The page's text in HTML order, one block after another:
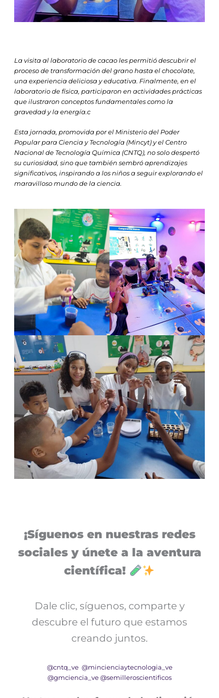
La visita al laboratorio de cacao les permitió descubrir el
proceso de transformación del grano hasta el chocolate,
una experiencia deliciosa y educativa. Finalmente, en el
laboratorio de física, participaron en actividades prácticas
que ilustraron conceptos fundamentales como la
gravedad y la energía.c
Esta jornada, promovida por el Ministerio del Poder
Popular para Ciencia y Tecnología (Mincyt) y el Centro
Nacional de Tecnología Química (CNTQ), no solo despertó
su curiosidad, sino que también sembró aprendizajes
significativos, inspirando a los niños a seguir explorando el
maravilloso mundo de la ciencia.
¡Síguenos en nuestras redes
sociales y únete a la aventura
científica!
Dale clic, síguenos, comparte y
descubre el futuro que estamos
creando juntos.
@cntq_ve @mincienciaytecnologia_ve
@gmciencia_ve @semilleroscientificos